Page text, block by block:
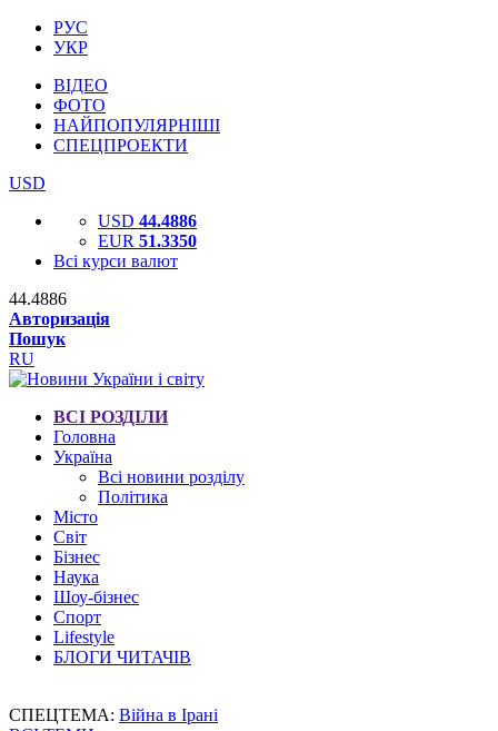
РУС
УКР
ВІДЕО
ФОТО
НАЙПОПУЛЯРНІШІ
СПЕЦПРОЕКТИ
USD
USD 44.4886
EUR 51.3350
Всі курси валют
44.4886
Авторизація
Пошук
RU
ВСІ РОЗДІЛИ
Головна
Україна
Всі новини розділу
Політика
Місто
Світ
Бізнес
Наука
Шоу-бізнес
Спорт
Lifestyle
БЛОГИ ЧИТАЧІВ
СПЕЦТЕМА: Війна в Ірані